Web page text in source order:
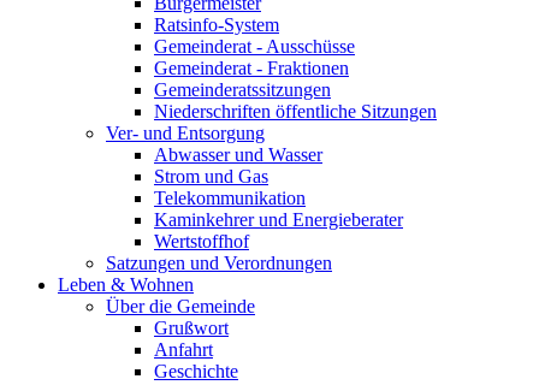
Ratsinfo-System
Gemeinderat - Ausschüsse
Gemeinderat - Fraktionen
Gemeinderatssitzungen
Niederschriften öffentliche Sitzungen
Ver- und Entsorgung
Abwasser und Wasser
Strom und Gas
Telekommunikation
Kaminkehrer und Energieberater
Wertstoffhof
Satzungen und Verordnungen
Leben & Wohnen
Über die Gemeinde
Grußwort
Anfahrt
Geschichte